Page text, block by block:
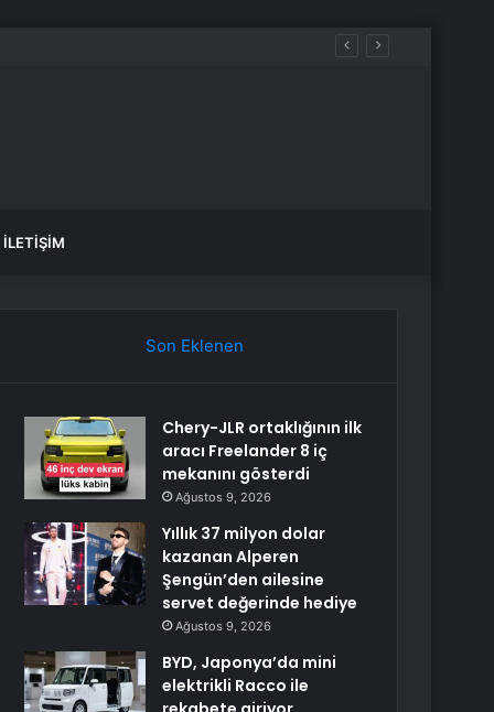
İLETIŞIM
Son Eklenen
Chery-JLR ortaklığının ilk
aracı Freelander 8 iç
mekanını gösterdi
Ağustos 9, 2026
Yıllık 37 milyon dolar
kazanan Alperen
Şengün’den ailesine
servet değerinde hediye
Ağustos 9, 2026
BYD, Japonya’da mini
elektrikli Racco ile